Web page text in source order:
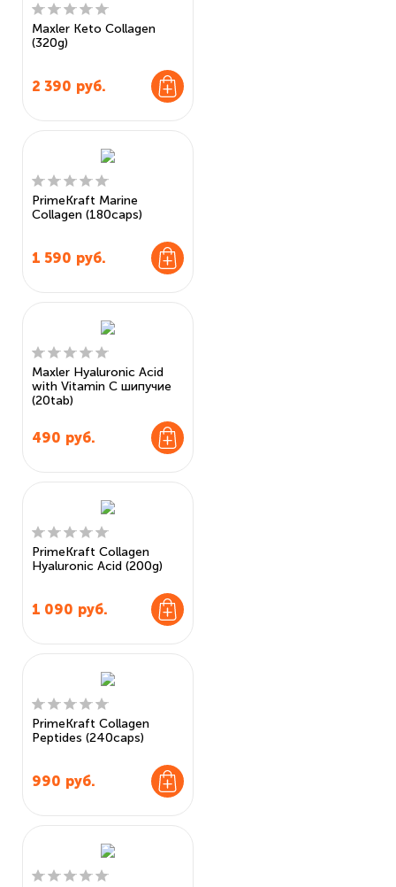
Maxler Keto Collagen
(320g)
2 390 руб.
PrimeKraft Marine
Collagen (180caps)
1 590 руб.
Maxler Hyaluronic Acid
with Vitamin C шипучие
(20tab)
490 руб.
PrimeKraft Collagen
Hyaluronic Acid (200g)
1 090 руб.
PrimeKraft Collagen
Peptides (240caps)
990 руб.